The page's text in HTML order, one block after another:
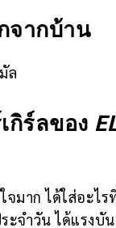
จากบ้าน
ล
กิร์ลของ
มาก ได้ใส่อะไ
จำวัน ได้แรงบั